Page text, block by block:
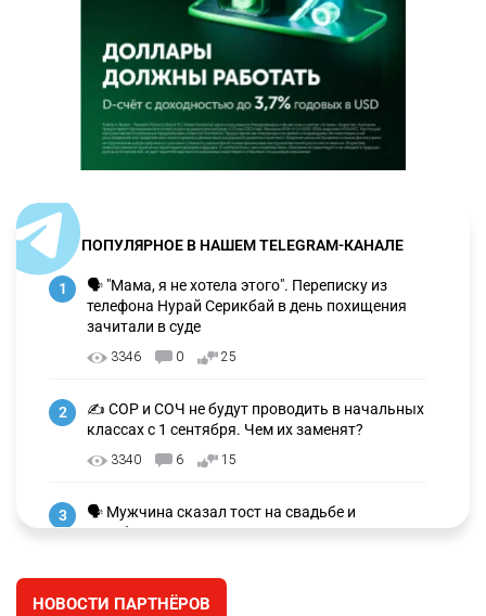
ПОПУЛЯРНОЕ В НАШЕМ TELEGRAM-КАНАЛЕ
1
🗣 "Мама, я не хотела этого". Переписку из
телефона Нурай Серикбай в день похищения
зачитали в суде
3346 0 25
2
✍️ СОР и СОЧ не будут проводить в начальных
классах с 1 сентября. Чем их заменят?
3340 6 15
3
🗣 Мужчина сказал тост на свадьбе и
заработал уголовное дело
НОВОСТИ ПАРТНЁРОВ